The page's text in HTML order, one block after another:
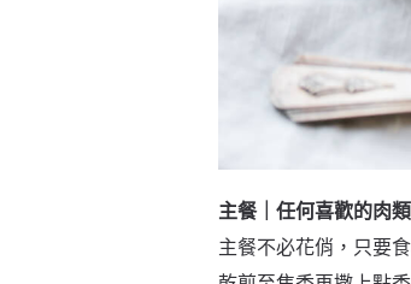
主餐｜任何喜歡的肉
主餐不必花俏，只要